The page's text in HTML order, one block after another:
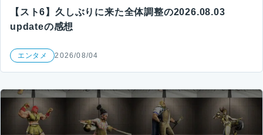
【スト6】久しぶりに来た全体調整の2026.08.03
updateの感想
エンタメ 2026/08/04